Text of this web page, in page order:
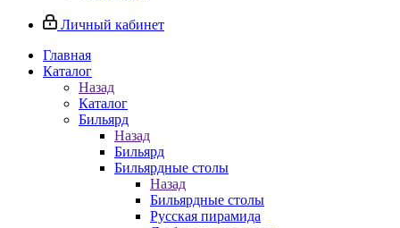
Личный кабинет
Главная
Каталог
Назад
Каталог
Бильярд
Назад
Бильярд
Бильярдные столы
Назад
Бильярдные столы
Русская пирамида